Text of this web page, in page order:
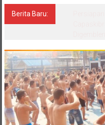
Berita Baru: